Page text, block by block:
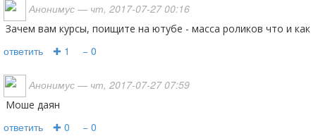
Анонимус — чт, 2017-07-27 00:16
зачем вам курсы, поищите на ютубе - масса роликов что и как
ответить ✚ 1 − 0
Анонимус — чт, 2017-07-27 07:59
моше даян
ответить ✚ 0 − 0